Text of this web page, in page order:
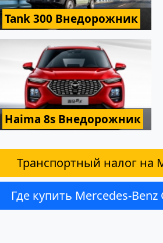
Tank 300 Внедорожник
Haima 8s Внедорожник
Транспортный налог на
Где купить Mercedes-